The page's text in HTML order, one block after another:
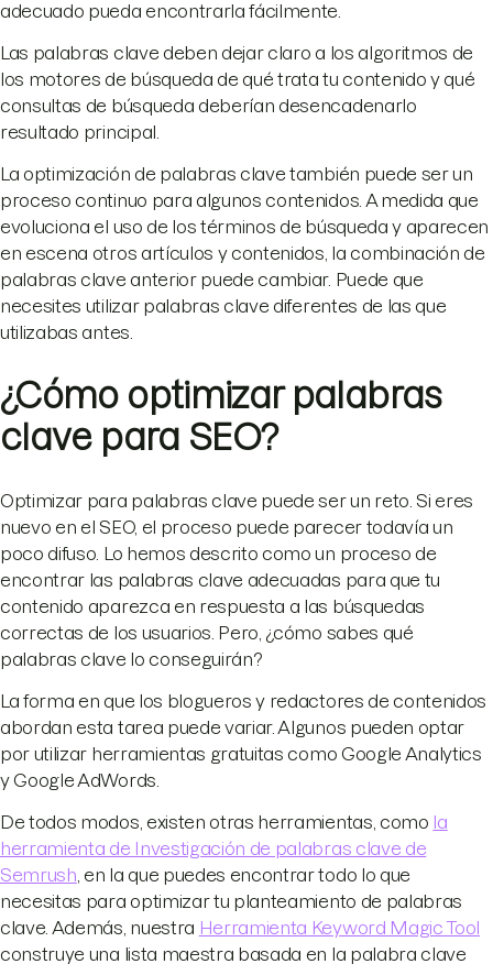
adecuado pueda encontrarla fácilmente.
Las palabras clave deben dejar claro a los algoritmos de
los motores de búsqueda de qué trata tu contenido y qué
consultas de búsqueda deberían desencadenarlo
resultado principal.
La optimización de palabras clave también puede ser un
proceso continuo para algunos contenidos. A medida que
evoluciona el uso de los términos de búsqueda y aparecen
en escena otros artículos y contenidos, la combinación de
palabras clave anterior puede cambiar. Puede que
necesites utilizar palabras clave diferentes de las que
utilizabas antes.
¿Cómo optimizar palabras
clave para SEO?
Optimizar para palabras clave puede ser un reto. Si eres
nuevo en el SEO, el proceso puede parecer todavía un
poco difuso. Lo hemos descrito como un proceso de
encontrar las palabras clave adecuadas para que tu
contenido aparezca en respuesta a las búsquedas
correctas de los usuarios. Pero, ¿cómo sabes qué
palabras clave lo conseguirán?
La forma en que los blogueros y redactores de contenidos
abordan esta tarea puede variar. Algunos pueden optar
por utilizar herramientas gratuitas como Google Analytics
y Google AdWords.
De todos modos, existen otras herramientas, como la
herramienta de Investigación de palabras clave de
Semrush , en la que puedes encontrar todo lo que
necesitas para optimizar tu planteamiento de palabras
clave. Además, nuestra Herramienta Keyword Magic Tool
construye una lista maestra basada en la palabra clave